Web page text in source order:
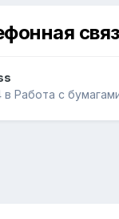
в Работа с